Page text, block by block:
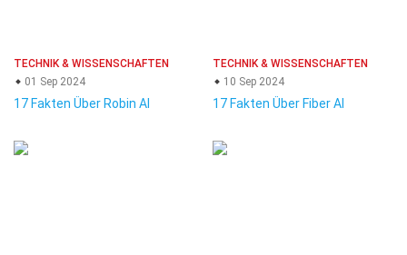
TECHNIK & WISSENSCHAFTEN
01 Sep 2024
17 Fakten Über Robin AI
TECHNIK & WISSENSCHAFTEN
10 Sep 2024
17 Fakten Über Fiber AI